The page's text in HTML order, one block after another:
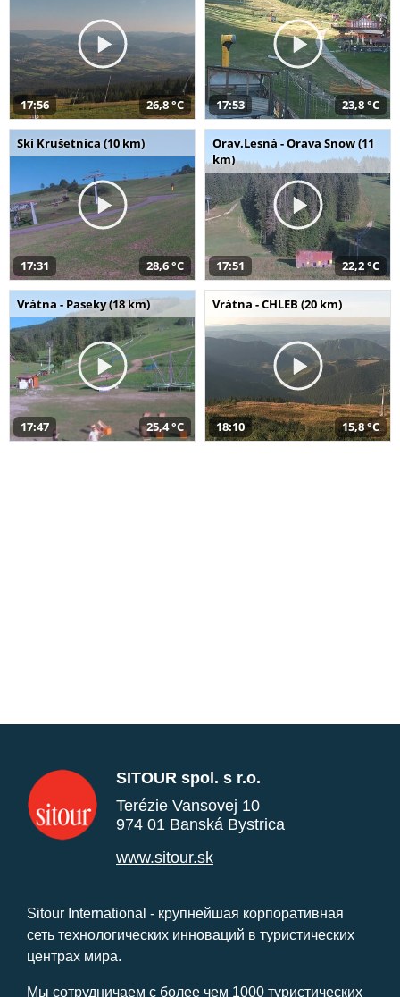
17:56 26,8 °C 17:53 23,8 °C
Ski Krušetnica (10 km)
17:31 28,6 °C
Orav.Lesná - Orava Snow (11
km)
17:51 22,2 °C
Vrátna - Paseky (18 km)
17:47 25,4 °C
Vrátna - CHLEB (20 km)
18:10 15,8 °C
SITOUR spol. s r.o.
Terézie Vansovej 10
974 01 Banská Bystrica
www.sitour.sk
Sitour International - крупнейшая корпоративная
сеть технологических инноваций в туристических
центрах мира.
Мы сотрудничаем с более чем 1000 туристических